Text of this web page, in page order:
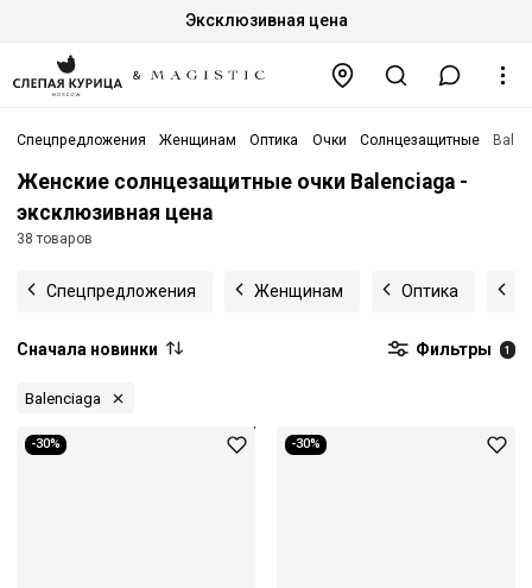
Эксклюзивная цена
Спецпредложения Женщинам Оптика Очки Солнцезащитные
Женские солнцезащитные очки Balenciaga -
эксклюзивная цена
38 товаров
Спецпредложения Женщинам Оптика
Сначала новинки Фильтры 1
Balenciaga
-30% -30%